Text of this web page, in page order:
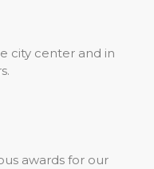
city center and in
awards for our